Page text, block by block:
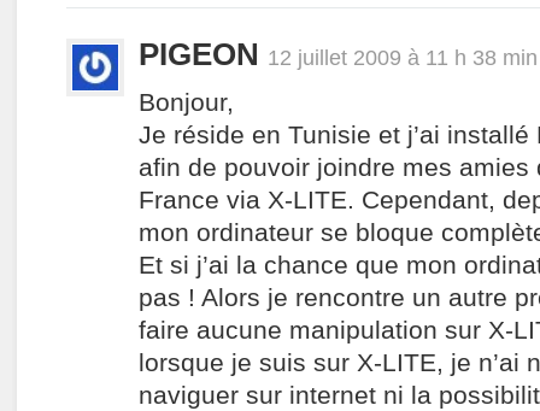
PIGEON 12 juillet 2009 à 11 h 38 min
Bonjour,
Je réside en Tunisie et j’ai installé
afin de pouvoir joindre mes amies
France via X-LITE. Cependant,
mon ordinateur se bloque
Et si j’ai la chance que mon
pas ! Alors je rencontre un autre
faire aucune manipulation sur X-
lorsque je suis sur X-LITE, je n’ai
naviguer sur internet ni la